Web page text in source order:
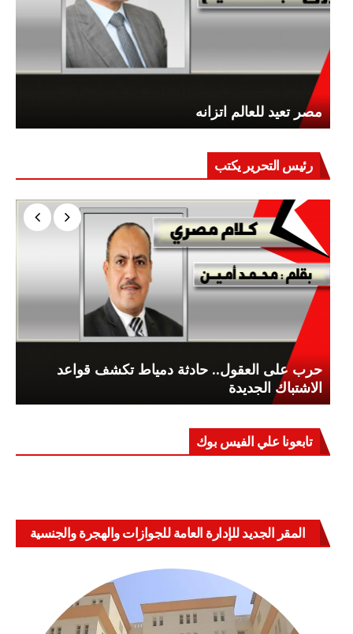
مصر تعيد للعالم اتزانه
رئيس التحرير يكتب
حرب على العقول.. حادثة دمياط تكشف قواعد
الاشتباك الجديدة
تابعونا علي الفيس بوك
المقر الجديد للإدارة العامة للجوازات والهجرة والجنسية